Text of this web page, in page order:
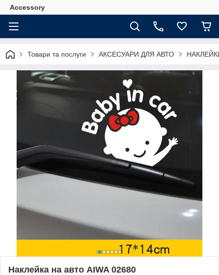
Accessory
Товари та послуги АКСЕСУАРИ ДЛЯ АВТО
Наклейка на авто AIWA 02680